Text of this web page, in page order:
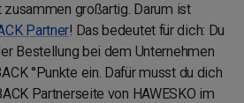
zusammen großartig. Darum ist
Partner! Das bedeutet für dich: Du
Bestellung bei dem Unternehmen
°Punkte ein. Dafür musst du dich
Partnerseite von HAWESKO im